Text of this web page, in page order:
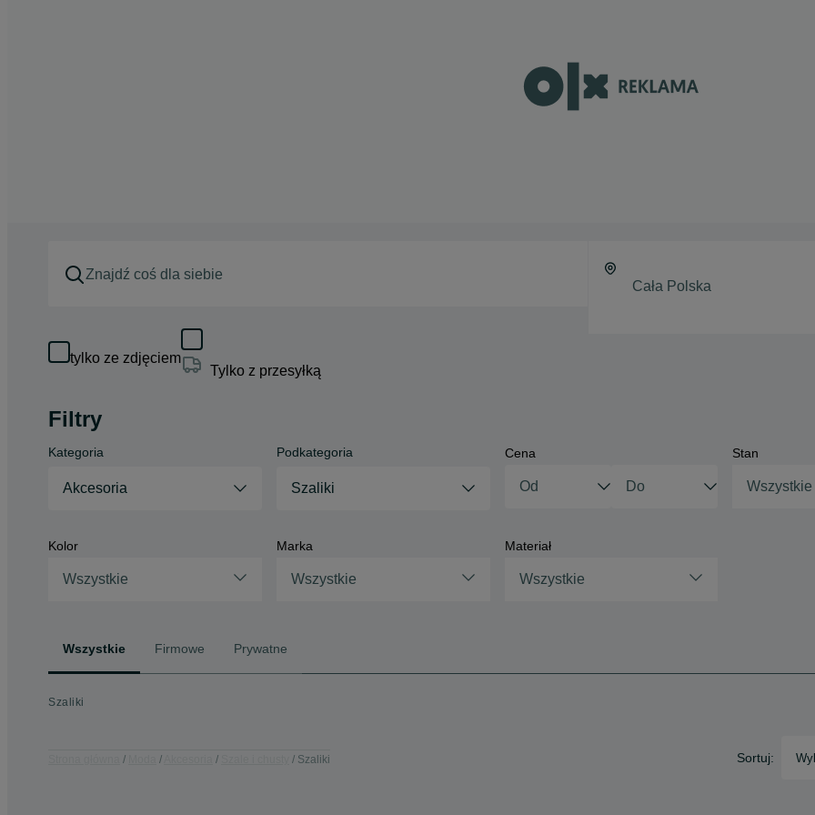
tylko ze zdjęciem
Tylko z przesyłką
Filtry
Kategoria
Akcesoria
Podkategoria
Szaliki
Cena Stan
Wszystkie
Kolor
Wszystkie
Marka
Wszystkie
Materiał
Wszystkie
Wszystkie Firmowe Prywatne
Szaliki
Szaliki Sortuj: